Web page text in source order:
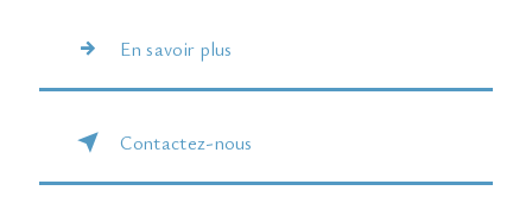
En savoir plus
Contactez-nous